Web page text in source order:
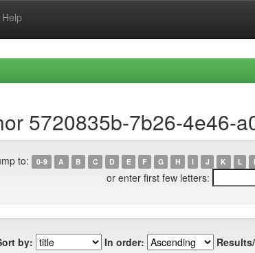
Help
5720835b-7b26-4e46-
to: 0-9 A B C D E F G H I J K L
or enter first few letters:
by: In order: